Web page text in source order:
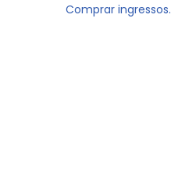
Comprar ingressos.